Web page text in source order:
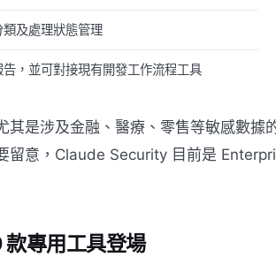
類及處理狀態管理
告，並可對接現有開發工作流程工具
其是涉及金融、醫療、零售等敏感數據
留意，Claude Security 目前是
專用工具登場